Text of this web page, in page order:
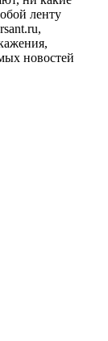
ленту
новостей